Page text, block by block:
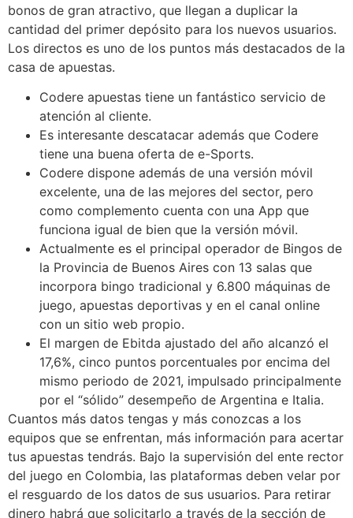
bonos de gran atractivo, que llegan a duplicar la
cantidad del primer depósito para los nuevos usuarios.
Los directos es uno de los puntos más destacados de la
casa de apuestas.
Codere apuestas tiene un fantástico servicio de
atención al cliente.
Es interesante descatacar además que Codere
tiene una buena oferta de e-Sports.
Codere dispone además de una versión móvil
excelente, una de las mejores del sector, pero
como complemento cuenta con una App que
funciona igual de bien que la versión móvil.
Actualmente es el principal operador de Bingos de
la Provincia de Buenos Aires con 13 salas que
incorpora bingo tradicional y 6.800 máquinas de
juego, apuestas deportivas y en el canal online
con un sitio web propio.
El margen de Ebitda ajustado del año alcanzó el
17,6%, cinco puntos porcentuales por encima del
mismo periodo de 2021, impulsado principalmente
por el “sólido” desempeño de Argentina e Italia.
Cuantos más datos tengas y más conozcas a los
equipos que se enfrentan, más información para acertar
tus apuestas tendrás. Bajo la supervisión del ente rector
del juego en Colombia, las plataformas deben velar por
el resguardo de los datos de sus usuarios. Para retirar
dinero habrá que solicitarlo a través de la sección de